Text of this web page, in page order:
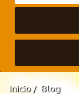
Inicio Blog